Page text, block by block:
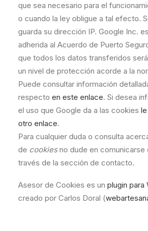
que sea necesario para el
o cuando la ley obligue a tal efecto.
guarda su dirección IP. Google Inc.
adherida al Acuerdo de Puerto
que todos los datos transferidos
un nivel de protección acorde a la
Puede consultar información
respecto en este enlace. Si desea
el uso que Google da a las cookies
otro enlace.
Para cualquier duda o consulta
de cookiesno dude en comunicarse
través de la sección de contacto.
Asesor de Cookies es un plugin para
creado por Carlos Doral (